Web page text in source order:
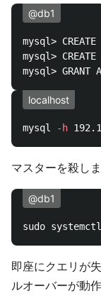
@db1
mysql>
mysql>
localhost
mysql -h
マスターを殺しま
@db1
即座にクエリが
ルオーバーが動